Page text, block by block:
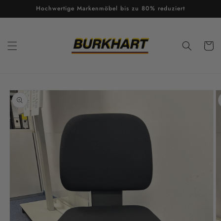
Inhalt
Hochwertige Markenmöbel bis zu 80% reduziert